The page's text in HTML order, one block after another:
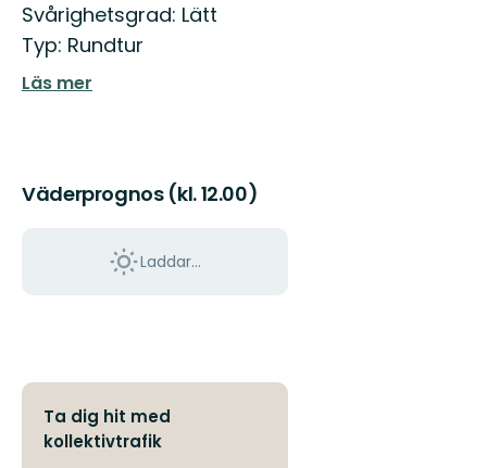
Svårighetsgrad: Lätt
Typ: Rundtur
Läs mer
Väderprognos (kl. 12.00)
Laddar...
Ta dig hit med
kollektivtrafik